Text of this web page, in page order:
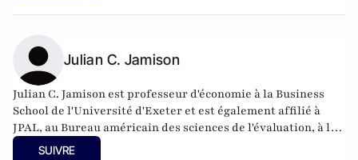
and Recovery et, plus récemment, géré la réponse phare de
l'organisation au COVID-19 en aidant et en soutenant les
gouvernements de 10 pays avec des données et des analyses
rapides. Sebastian Chaskel a également occupé des postes
de recherche et de gestion de programme au Government
Performance Lab de la Harvard Kennedy School, au Council
Julian C. Jamison
Julian C. Jamison est professeur d'économie à la Business
School de l'Université d'Exeter et est également affilié à
JPAL, au Bureau américain des sciences de l'évaluation, à la
Banque mondiale et à l'Université d'Oxford (Global
SUIVRE